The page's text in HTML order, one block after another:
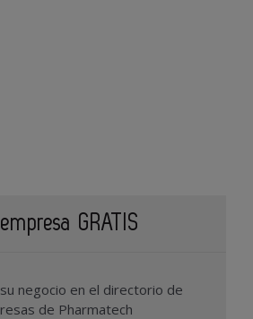
GRATIS
negocio en el directorio de
de Pharmatech